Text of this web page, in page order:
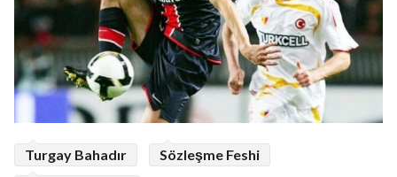
Turgay Bahadır
Sözleşme Feshi